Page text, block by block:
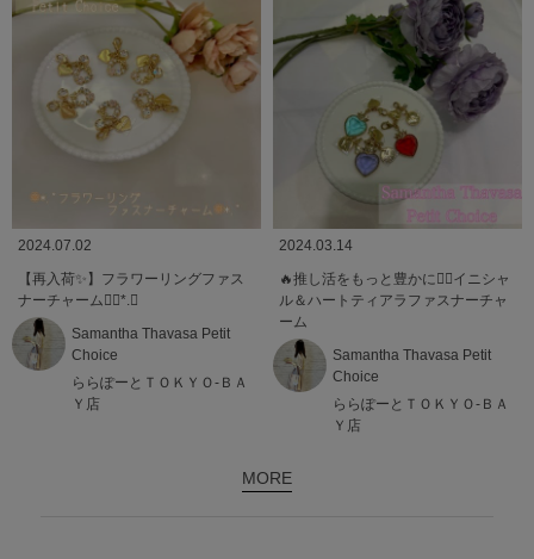
2024.07.02
【再入荷✨️】フラワーリングファス
ナーチャーム❁⃘*.ﾟ
Samantha Thavasa Petit
Choice
ららぽーとＴＯＫＹＯ-ＢＡ
Ｙ店
2024.03.14
️‍🔥推し活をもっと豊かに❤️‍🔥イニシャ
ル＆ハートティアラファスナーチャ
ーム
Samantha Thavasa Petit
Choice
ららぽーとＴＯＫＹＯ-ＢＡ
Ｙ店
MORE